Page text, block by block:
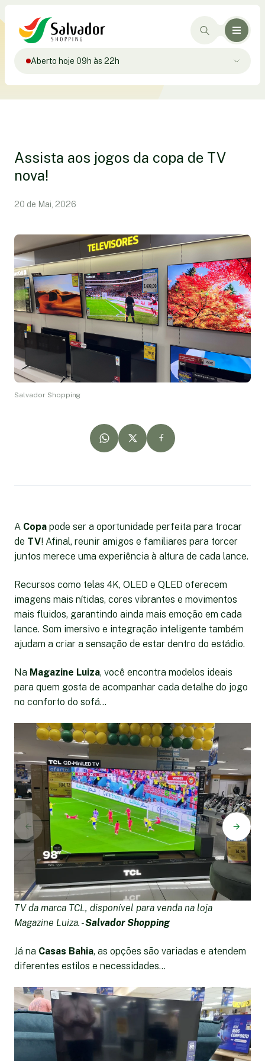
Aberto hoje 09h às 22h
Assista aos jogos da copa de TV
nova!
20 de Mai, 2026
Salvador Shopping
A Copa pode ser a oportunidade perfeita para trocar
de TV! Afinal, reunir amigos e familiares para torcer
juntos merece uma experiência à altura de cada lance.
Recursos como telas 4K, OLED e QLED oferecem
imagens mais nítidas, cores vibrantes e movimentos
mais fluidos, garantindo ainda mais emoção em cada
lance. Som imersivo e integração inteligente também
ajudam a criar a sensação de estar dentro do estádio.
Na Magazine Luiza, você encontra modelos ideais
para quem gosta de acompanhar cada detalhe do jogo
no conforto do sofá...
TV da marca TCL, disponível para venda na loja
Magazine Luiza. -Salvador Shopping
Já na Casas Bahia, as opções são variadas e atendem
diferentes estilos e necessidades...